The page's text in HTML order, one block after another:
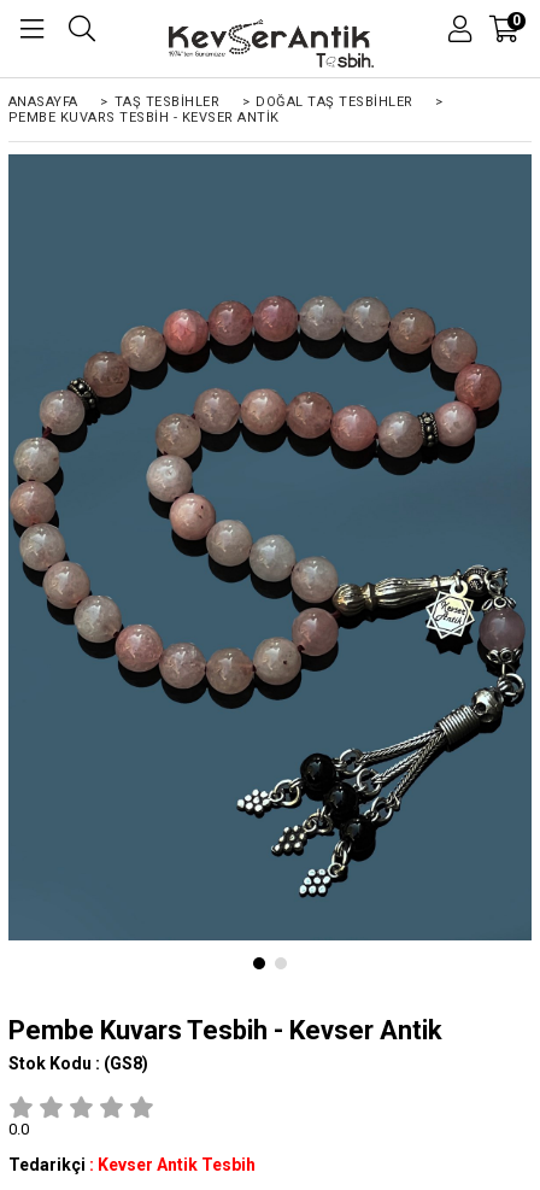
0
ANASAYFA > TAŞ TESBİHLER > DOĞAL TAŞ TESBİHLER
>
PEMBE KUVARS TESBIH - KEVSER ANTIK
Pembe Kuvars Tesbih - Kevser Antik
Stok Kodu : (GS8)
0.0
Tedarikçi : Kevser Antik Tesbih